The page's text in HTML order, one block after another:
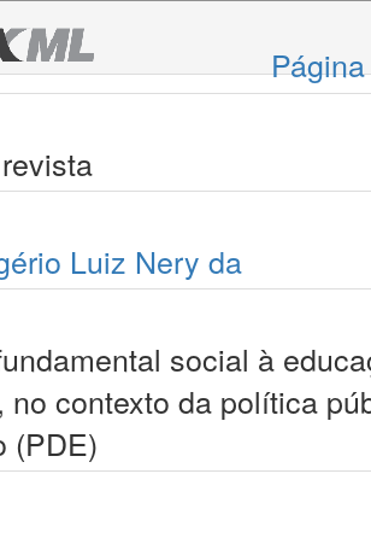
Luiz Nery da
social à
no contexto da política
(PDE)